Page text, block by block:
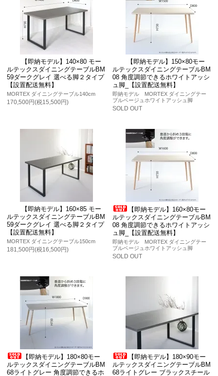
【即納モデル】140×80 モー
ルテックスダイニングテーブルBM
59ダークグレイ 選べる脚２タイプ
【設置配送無料】
MORTEX ダイニングテーブル140cm
170,500円(税15,500円)
【即納モデル】150×80モー
ルテックスダイニングテーブルBM
08 角度調節できるホワイトアッシ
ュ脚_【設置配送無料】
即納モデル MORTEX ダイニングテー
ブルベージュホワイトアッシュ脚
SOLD OUT
【即納モデル】160×85 モー
ルテックスダイニングテーブルBM
59ダークグレイ 選べる脚２タイプ
【設置配送無料】
MORTEX ダイニングテーブル150cm
181,500円(税16,500円)
【即納モデル】160×80モー
ルテックスダイニングテーブルBM
08 角度調節できるホワイトアッシ
ュ脚_【設置配送無料】
即納モデル MORTEX ダイニングテー
ブルベージュホワイトアッシュ脚
SOLD OUT
【即納モデル】180×80モー
ルテックスダイニングテーブルBM
68ライトグレー 角度調節できるホ
【即納モデル】180×90モー
ルテックスダイニングテーブルBM
68ライトグレー ブラックスチール